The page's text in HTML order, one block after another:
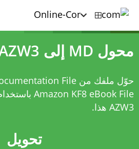
محول MD إلى AZW3
Amazon KF8 eBook File باستخدام
AZW3هذا.
تحويل